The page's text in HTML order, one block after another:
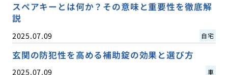
スペアキーとは何か？その意味と重要性を徹底解
説
2025.07.09 自宅
玄関の防犯性を高める補助錠の効果と選び方
2025.07.09 車